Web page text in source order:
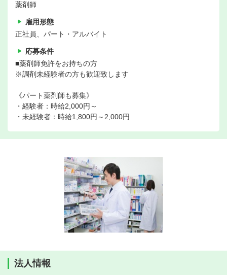
薬剤師
雇用形態
正社員、パート・アルバイト
応募条件
■薬剤師免許をお持ちの方
※調剤未経験者の方も歓迎致します
《パート薬剤師も募集》
・経験者：時給2,000円～
・未経験者：時給1,800円～2,000円
法人情報